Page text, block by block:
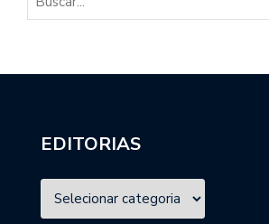
EDITORIAS